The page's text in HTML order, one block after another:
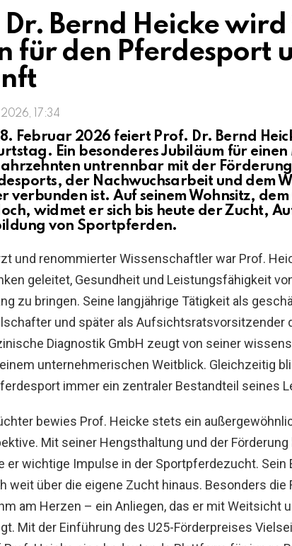
Bernd Heicke wird
für den Pferdesport
2026, 17:34
Februar 2026 feiert Prof. Dr. Bernd
Ein besonderes Jubiläum für einen
untrennbar mit der Förderung
der Nachwuchsarbeit und dem
verbunden ist. Auf seinem Wohnsitz,
, widmet er sich bis heute der Zucht,
von Sportpferden.
und renommierter Wissenschaftler war Prof.
geleitet, Gesundheit und Leistungsfähigkeit
zu bringen. Seine langjährige Tätigkeit als
und später als Aufsichtsratsvorsitzender
Diagnostik GmbH zeugt von seiner
unternehmerischen Weitblick. Gleichzeitig
immer ein zentraler Bestandteil seines
bewies Prof. Heicke stets ein
Mit seiner Hengsthaltung und der
er wichtige Impulse in der Sportpferdezucht. Sein
weit über die eigene Zucht hinaus. Besonders die
am Herzen – ein Anliegen, das er mit Weitsicht
Mit der Einführung des U25-Förderpreises